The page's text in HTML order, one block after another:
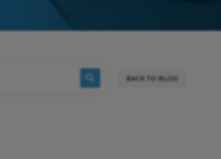
BACK TO BLOG